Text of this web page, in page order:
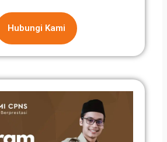
Hubungi Kami